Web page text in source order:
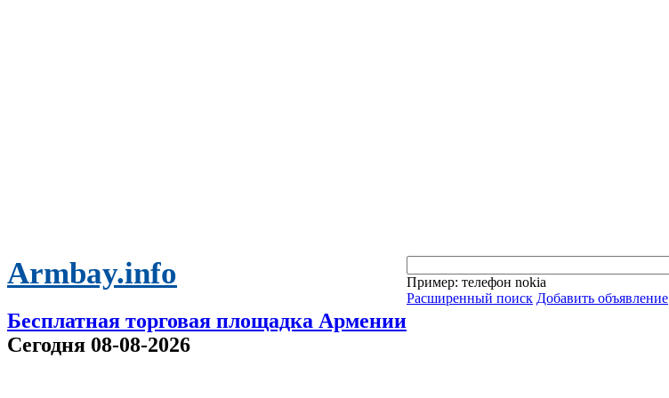
Armbay.info
Бесплатная торговая площадка Армении
Сегодня 08-08-2026
Пример: телефон nokia
Расширенный поиск Добавить объявление